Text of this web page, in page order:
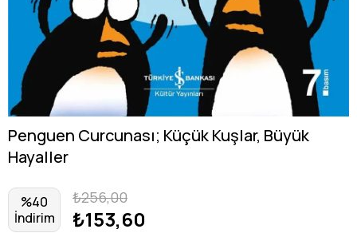
Penguen Curcunası; Küçük Kuşlar, Büyük
Hayaller
%40
İndirim
₺256,00
₺153,60